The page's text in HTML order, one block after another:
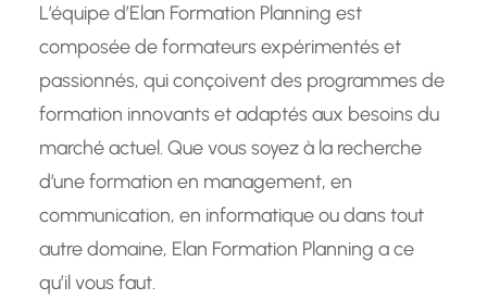
L’équipe d’Elan Formation Planning est
composée de formateurs expérimentés et
passionnés, qui conçoivent des programmes de
formation innovants et adaptés aux besoins du
marché actuel. Que vous soyez à la recherche
d’une formation en management, en
communication, en informatique ou dans tout
autre domaine, Elan Formation Planning a ce
qu’il vous faut.